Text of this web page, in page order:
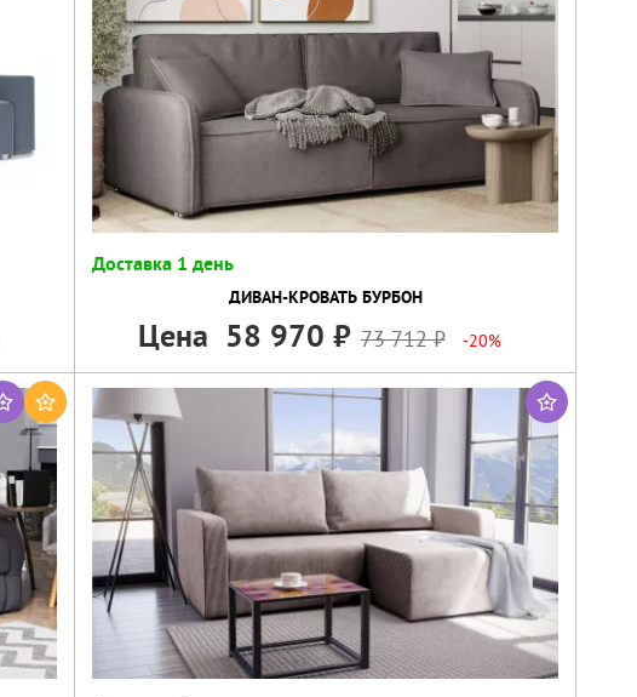
Доставка 1 день
ДИВАН-КРОВАТЬ БУРБОН
Цена 58 970 73 712 -20%